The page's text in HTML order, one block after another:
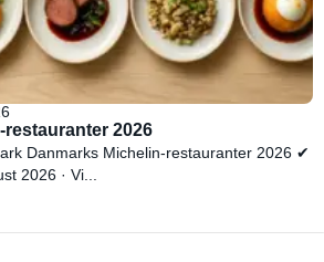
restauranter 2026
Danmarks Michelin-restauranter 2026 ✔
2026 · Vi...